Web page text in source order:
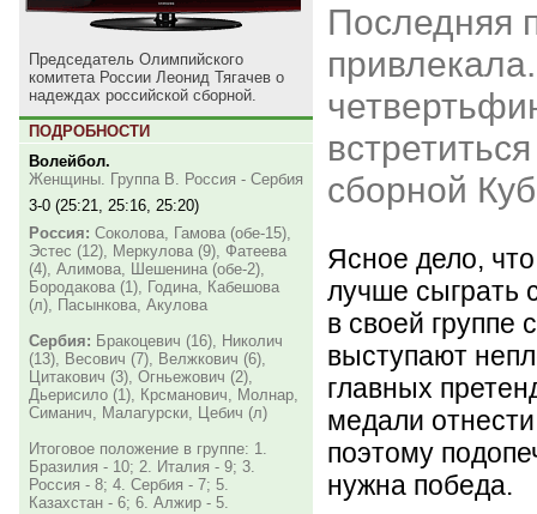
Председатель Олимпийского
комитета России Леонид Тягачев о
надеждах российской сборной.
ПОДРОБНОСТИ
Волейбол.
Женщины. Группа B. Россия - Сербия
3-0 (25:21, 25:16, 25:20)
Россия: Соколова, Гамова (обе-15),
Эстес (12), Меркулова (9), Фатеева
(4), Алимова, Шешенина (обе-2),
Бородакова (1), Година, Кабешова
(л), Пасынкова, Акулова
Сербия: Бракоцевич (16), Николич
(13), Весович (7), Велжкович (6),
Цитакович (3), Огньежович (2),
Дьерисило (1), Крсманович, Молнар,
Симанич, Малагурски, Цебич (л)
Итоговое положение в группе: 1.
Бразилия - 10; 2. Италия - 9; 3.
Россия - 8; 4. Сербия - 7; 5.
Казахстан - 6; 6. Алжир - 5.
Последняя
сборной
Ясное дело,
лучше сыграть
в своей группе
выступают
главных
медали
поэтому
нужна победа.